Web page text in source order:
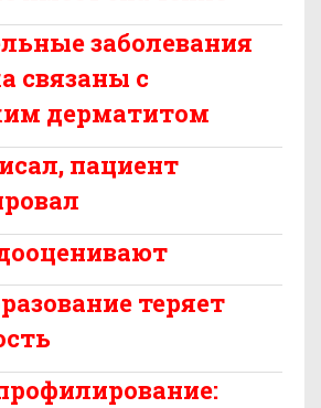
заболевания
связаны с
дерматитом
пациент
теряет